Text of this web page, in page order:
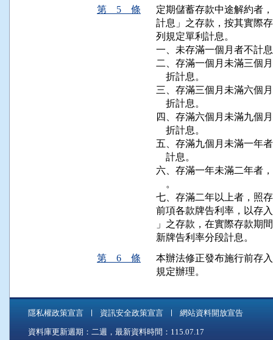
第 5 條
定期儲蓄存款中途解約者
計息」之存款，按其實際
列規定單利計息。
一、未存滿一個月者不計
二、存滿一個月未滿三個
    折計息。
三、存滿三個月未滿六個
    折計息。
四、存滿六個月未滿九個
    折計息。
五、存滿九個月未滿一年
    計息。
六、存滿一年未滿二年者
    。
七、存滿二年以上者，照
前項各款牌告利率，以存
」之存款，在實際存款期
第 6 條
本辦法修正發布施行前存
規定辦理。
隱私權政策宣言 資訊安全政策宣言 網站資料開放宣告
資料庫更新週期：二週，最新資料時間：115.07.17